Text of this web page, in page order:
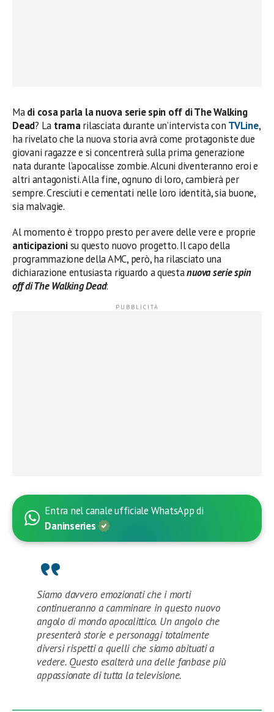
Madi cosa parla la nuova serie spin off di The Walking
Dead? La tramarilasciata durante un’intervista con TVLine,
ha rivelato che la nuova storia avrà come protagoniste due
giovani ragazze e si concentrerà sulla prima generazione
nata durante l’apocalisse zombie. Alcuni diventeranno eroi e
altri antagonisti. Alla fine, ognuno di loro, cambierà per
sempre. Cresciuti e cementati nelle loro identità, sia buone,
sia malvagie.
Al momento è troppo presto per avere delle vere e proprie
anticipazionisu questo nuovo progetto. Il capo della
programmazione della AMC, però, ha rilasciato una
dichiarazione entusiasta riguardo a questanuova serie spin
off di The Walking Dead:
Entra nel canale ufficiale WhatsApp di
Daninseries
Siamo davvero emozionati che i morti
continueranno a camminare in questo nuovo
angolo di mondo apocalittico. Un angolo che
presenterà storie e personaggi totalmente
diversi rispetti a quelli che siamo abituati a
vedere. Questo esalterà una delle fanbase più
appassionate di tutta la televisione.